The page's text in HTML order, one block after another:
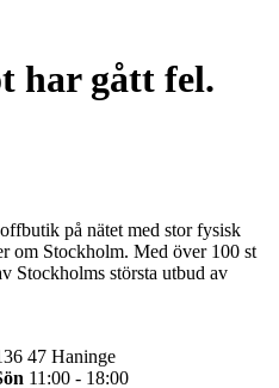
har gått fel.
på nätet med stor fysisk
om Stockholm. Med över 100 st
Stockholms största utbud av
47 Haninge
11:00 - 18:00